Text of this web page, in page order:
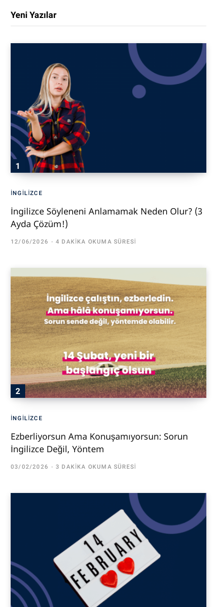
Yeni Yazılar
İNGILIZCE
İngilizce Söyleneni Anlamamak Neden Olur? (3
Ayda Çözüm!)
12/06/2026 4 DAKIKA OKUMA SÜRESI
İNGILIZCE
Ezberliyorsun Ama Konuşamıyorsun: Sorun
İngilizce Değil, Yöntem
03/02/2026 3 DAKIKA OKUMA SÜRESI